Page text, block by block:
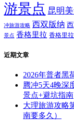
游景点 昆明
冲旅游攻略 西双版纳
景点 香格里拉 香格里
近期文章
2026年普者黑
腾冲5天4晚深
景点+避坑指南
大理旅游攻略
南要多久）